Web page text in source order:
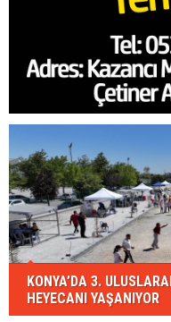
KONYA’DA 3.
HEYECANI YAŞANIYOR